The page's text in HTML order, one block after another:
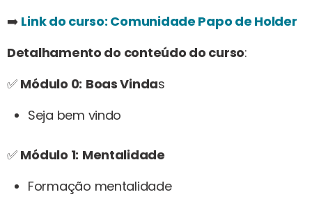
➡️ Link do curso: Comunidade Papo de Holder
Detalhamento do conteúdo do curso:
✅ Módulo 0: Boas Vindas
Seja bem vindo
✅ Módulo 1: Mentalidade
Formação mentalidade